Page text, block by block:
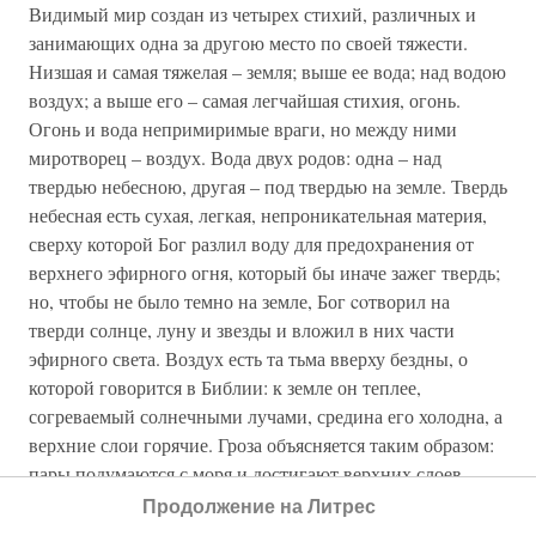
Видимый мир создан из четырех стихий, различных и
занимающих одна за другою место по своей тяжести.
Низшая и самая тяжелая – земля; выше ее вода; над водою
воздух; а выше его – самая легчайшая стихия, огонь.
Огонь и вода непримиримые враги, но между ними
миротворец – воздух. Вода двух родов: одна – над
твердью небесною, другая – под твердью на земле. Твердь
небесная есть сухая, легкая, непроникательная материя,
сверху которой Бог разлил воду для предохранения от
верхнего эфирного огня, который бы иначе зажег твердь;
но, чтобы не было темно на земле, Бог coтворил на
тверди солнце, луну и звезды и вложил в них части
эфирного света. Воздух есть та тьма вверху бездны, о
которой говорится в Библии: к земле он теплее,
согреваемый солнечными лучами, средина его холодна, а
верхние слои горячие. Гроза объясняется таким образом:
пары подумаются с моря и достигают верхних слоев
горячего воздуха; от того делается шум, подобно тому,
Продолжение на Литрес